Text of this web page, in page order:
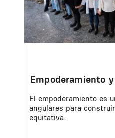
Empoderamiento
El empoderamiento es
angulares para
equitativa.